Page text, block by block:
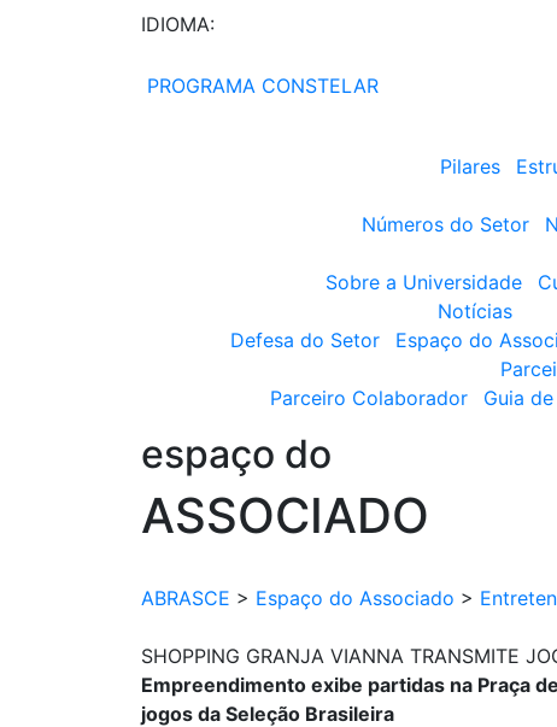
IDIOMA:
PROGRAMA CONSTELAR
Pilares
Números do Setor
Sobre a Universidade
Notícias
Defesa do Setor
Espaço do
Parceiro Colaborador
Guia
espaço do
ASSOCIADO
ABRASCE > Espaço do Associado >
SHOPPING GRANJA VIANNA TRANSMITE
Empreendimento exibe partidas na Praça
jogos da Seleção Brasileira